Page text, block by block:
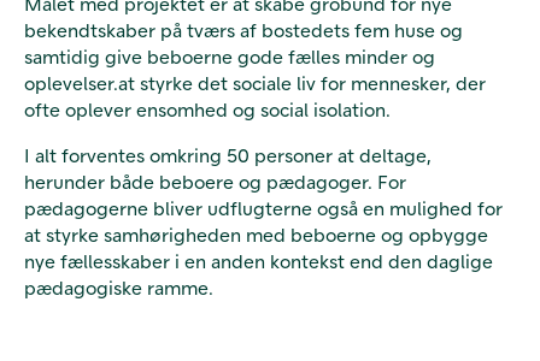
bekendtskaber på tværs af bostedets fem huse og
samtidig give beboerne gode fælles minder og
oplevelser.at styrke det sociale liv for mennesker, der
ofte oplever ensomhed og social isolation.
I alt forventes omkring 50 personer at deltage,
herunder både beboere og pædagoger. For
pædagogerne bliver udflugterne også en mulighed for
at styrke samhørigheden med beboerne og opbygge
nye fællesskaber i en anden kontekst end den daglige
pædagogiske ramme.